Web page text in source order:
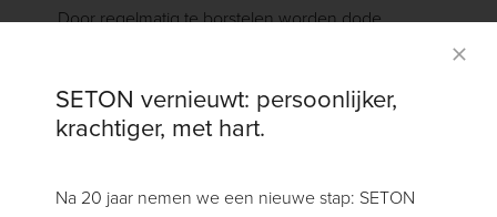
Door regelmatig te borstelen worden dode
een mooie collectie baardborstels, zoals de Depot
No. 505 Beard Brush, die is gemaakt van zachte
gebruik. Borstel je baard voor het slapengaan en
SETON vernieuwt: persoonlijker,
krachtiger, met hart.
Na 20 jaar nemen we een nieuwe stap: SETON